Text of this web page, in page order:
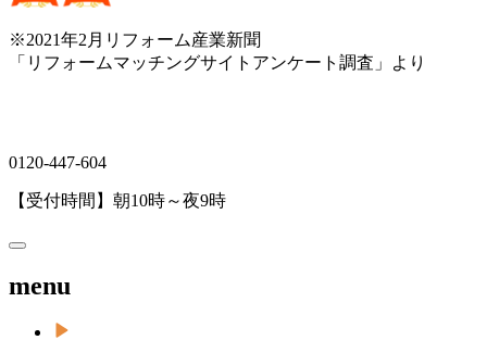
※2021年2月リフォーム産業新聞
「リフォームマッチングサイトアンケート調査」より
0120-447-604
【受付時間】朝10時～夜9時
menu